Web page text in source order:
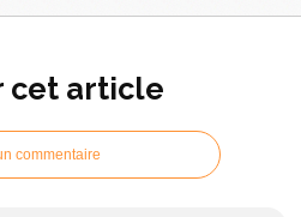
cet article
commentaire